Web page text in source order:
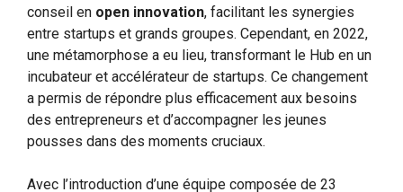
conseil en open innovation, facilitant les synergies
entre startups et grands groupes. Cependant, en 2022,
une métamorphose a eu lieu, transformant le Hub en un
incubateur et accélérateur de startups. Ce changement
a permis de répondre plus efficacement aux besoins
des entrepreneurs et d’accompagner les jeunes
pousses dans des moments cruciaux.
Avec l’introduction d’une équipe composée de 23